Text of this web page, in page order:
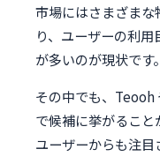
市場にはさまざま
り、ユーザーの利
が多いのが現状です。
その中でも、
で候補に挙がるこ
ユーザーからも注目